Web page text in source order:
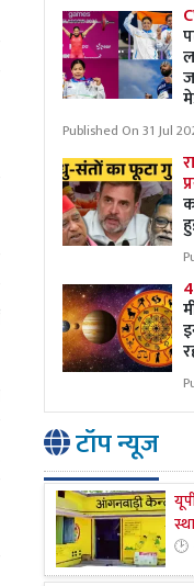
Published On 31 Jul
टॉप न्यूज